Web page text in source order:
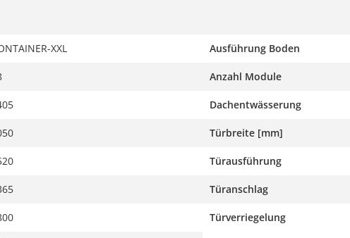
XXL Ausführung Boden
Anzahl Module
Dachentwässerung
Türbreite [mm]
Türausführung
Türanschlag
Türverriegelung